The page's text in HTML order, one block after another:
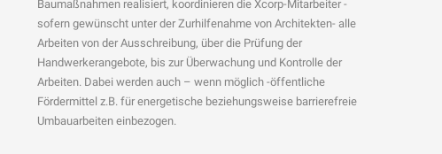
Baumaßnahmen realisiert, koordinieren die Xcorp-Mitarbeiter -
sofern gewünscht unter der Zurhilfenahme von Architekten- alle
Arbeiten von der Ausschreibung, über die Prüfung der
Handwerkerangebote, bis zur Überwachung und Kontrolle der
Arbeiten. Dabei werden auch – wenn möglich -öffentliche
Fördermittel z.B. für energetische beziehungsweise barrierefreie
Umbauarbeiten einbezogen.